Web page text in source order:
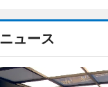
ュース